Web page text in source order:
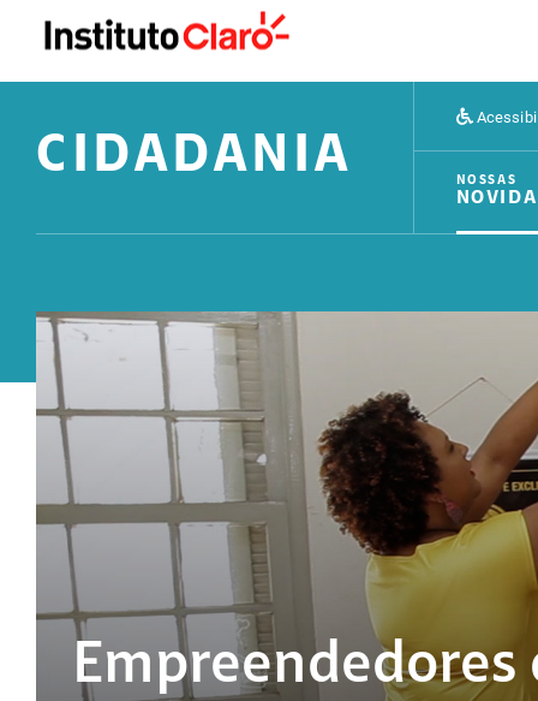
CIDADANIA NOSSAS
Empreendedores